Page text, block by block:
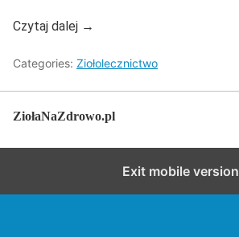
Czytaj dalej →
Categories: Ziołolecznictwo
ZiołaNaZdrowo.pl
Exit mobile version